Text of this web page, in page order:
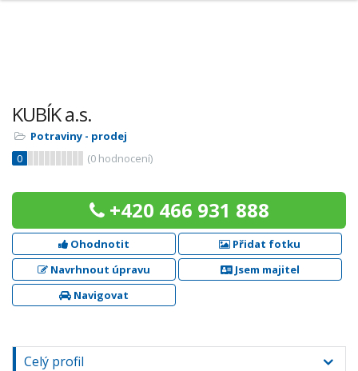
KUBÍK a.s.
Potraviny - prodej
0
(0 hodnocení)
+420 466 931 888
Ohodnotit
Přidat fotku
Navrhnout úpravu
Jsem majitel
Navigovat
Celý profil